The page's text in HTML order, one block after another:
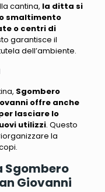
cantina, la ditta si
smaltimento
o centri di
garantisce il
dell’ambiente.
Sgombero
offre anche
lasciare lo
utilizzi. Questo
la
Sgombero
Giovanni